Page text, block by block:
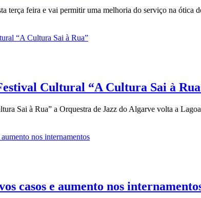
terça feira e vai permitir uma melhoria do serviço na
Cultural “A Cultura Sai à
Sai à Rua” a Orquestra de Jazz do Algarve volta a
casos e aumento nos